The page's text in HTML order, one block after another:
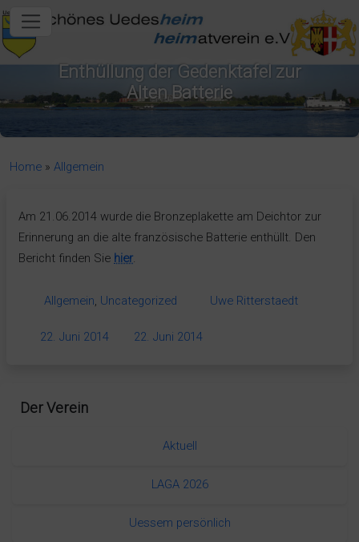
content
Enthüllung der Gedenktafel zur
Alten Batterie
Home» Allgemein
Am 21.06.2014 wurde die Bronzeplakette am Deichtor zur
Erinnerung an die alte französische Batterie enthüllt. Den
Bericht finden Sie hier.
Allgemein, Uncategorized Uwe Ritterstaedt
22. Juni 2014 22. Juni 2014
Der Verein
Aktuell
LAGA 2026
Uessem persönlich